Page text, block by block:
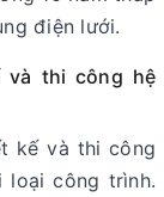
điện lưới.
và thi công hệ
kế và thi công
loại công trình.